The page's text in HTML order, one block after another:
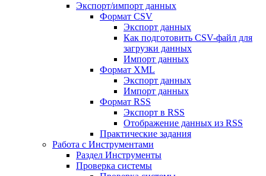
Экспорт/импорт данных
Формат CSV
Экспорт данных
Как подготовить CSV-файл для
загрузки данных
Импорт данных
Формат XML
Экспорт данных
Импорт данных
Формат RSS
Экспорт в RSS
Отображение данных из RSS
Практические задания
Работа с Инструментами
Раздел Инструменты
Проверка системы